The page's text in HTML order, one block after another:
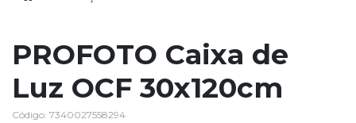
PROFOTO Caixa de
Luz OCF 30x120cm
Código: 7340027558294